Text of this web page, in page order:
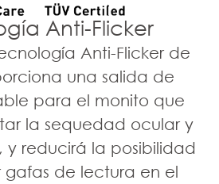
Anti-Flicker
Anti-Flicker de
una salida de
para el monito que
la sequedad ocular y
y reducirá la posibilidad
gafas de lectura en el
Blue Light
blue light bloqueará y
azul generada por la
tus ojos de su
nocivo.
de 75Hz
con una alta tasa de
una mejor
visualización. Además,
se muestren al
menor carga supondrá
tu vista.